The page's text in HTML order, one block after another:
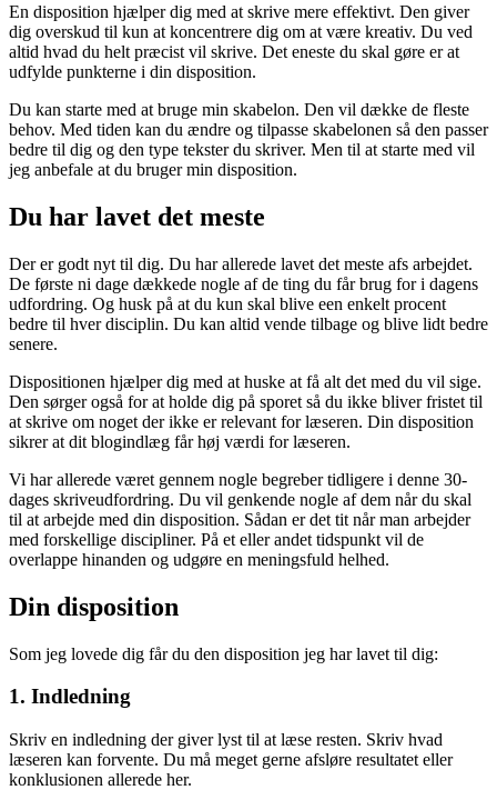
En disposition hjælper dig med at skrive mere effektivt. Den giver
dig overskud til kun at koncentrere dig om at være kreativ. Du ved
altid hvad du helt præcist vil skrive. Det eneste du skal gøre er at
udfylde punkterne i din disposition.
Du kan starte med at bruge min skabelon. Den vil dække de fleste
behov. Med tiden kan du ændre og tilpasse skabelonen så den passer
bedre til dig og den type tekster du skriver. Men til at starte med vil
jeg anbefale at du bruger min disposition.
Du har lavet det meste
Der er godt nyt til dig. Du har allerede lavet det meste afs arbejdet.
De første ni dage dækkede nogle af de ting du får brug for i dagens
udfordring. Og husk på at du kun skal blive een enkelt procent
bedre til hver disciplin. Du kan altid vende tilbage og blive lidt bedre
senere.
Dispositionen hjælper dig med at huske at få alt det med du vil sige.
Den sørger også for at holde dig på sporet så du ikke bliver fristet til
at skrive om noget der ikke er relevant for læseren. Din disposition
sikrer at dit blogindlæg får høj værdi for læseren.
Vi har allerede været gennem nogle begreber tidligere i denne 30-
dages skriveudfordring. Du vil genkende nogle af dem når du skal
til at arbejde med din disposition. Sådan er det tit når man arbejder
med forskellige discipliner. På et eller andet tidspunkt vil de
overlappe hinanden og udgøre en meningsfuld helhed.
Din disposition
Som jeg lovede dig får du den disposition jeg har lavet til dig:
1. Indledning
Skriv en indledning der giver lyst til at læse resten. Skriv hvad
læseren kan forvente. Du må meget gerne afsløre resultatet eller
konklusionen allerede her.